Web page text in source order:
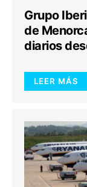
Grupo
de
diarios
LEER MÁS